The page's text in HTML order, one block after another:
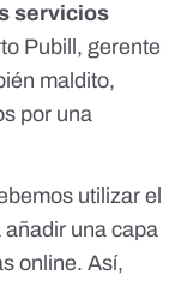
servicios
Pubill, gerente
maldito,
por una
utilizar el
añadir una capa
online. Así,